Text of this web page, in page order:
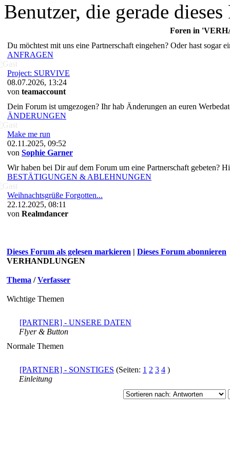
Benutzer, die gerade
Foren in
Du möchtest mit uns eine Partnerschaft eingehen? Oder hast sogar
ANFRAGEN
Project: SURVIVE
08.07.2026, 13:24
von teamaccount
Dein Forum ist umgezogen? Ihr hab Änderungen an euren
ÄNDERUNGEN
Make me run
02.11.2025, 09:52
von Sophie Garner
Wir haben bei Dir auf dem Forum um eine Partnerschaft gebeten?
BESTÄTIGUNGEN & ABLEHNUNGEN
Weihnachtsgrüße Forgotten...
22.12.2025, 08:11
von Realmdancer
Dieses Forum als gelesen markieren | Dieses Forum abonnieren
VERHANDLUNGEN
Thema /Verfasser
Wichtige Themen
[PARTNER] - UNSERE DATEN
Flyer & Button
Normale Themen
[PARTNER] - SONSTIGES (Seiten: 1 2 3 4 )
Einleitung